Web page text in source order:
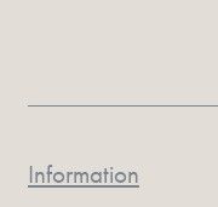
Information